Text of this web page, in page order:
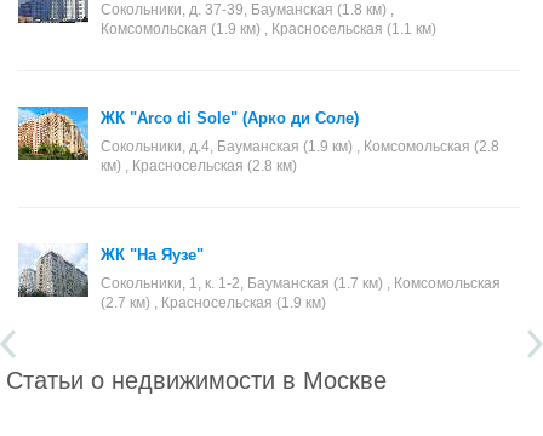
Сокольники, д. 37-39, Бауманская (1.8 км) ,
Комсомольская (1.9 км) , Красносельская (1.1 км)
ЖК "Arco di Sole" (Арко ди Соле)
Сокольники, д.4, Бауманская (1.9 км) , Комсомольская (2.8
км) , Красносельская (2.8 км)
ЖК "На Яузе"
Сокольники, 1, к. 1-2, Бауманская (1.7 км) , Комсомольская
(2.7 км) , Красносельская (1.9 км)
Статьи о недвижимости в Москве